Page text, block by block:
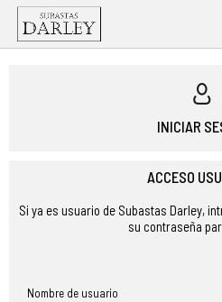
INICIAR
ACCESO
Si ya es usuario de Subastas Darley,
su contraseña
Nombre de usuario